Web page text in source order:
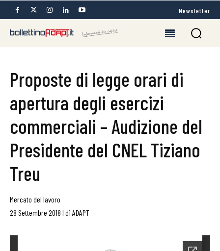
Newsletter
Proposte di legge orari di
apertura degli esercizi
commerciali – Audizione del
Presidente del CNEL Tiziano
Treu
Mercato del lavoro
28 Settembre 2018 | di ADAPT